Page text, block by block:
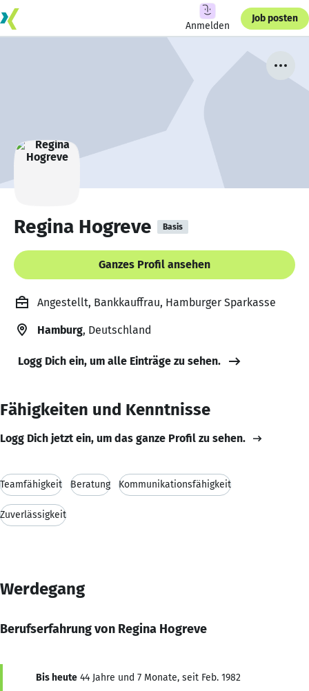
Anmelden
Job posten
Regina Hogreve Basis
Ganzes Profil ansehen
Angestellt, Bankkauffrau, Hamburger Sparkasse
Hamburg, Deutschland
Logg Dich ein, um alle Einträge zu sehen.
Fähigkeiten und Kenntnisse
Logg Dich jetzt ein, um das ganze Profil zu sehen.
Teamfähigkeit Beratung Kommunikationsfähigkeit
Zuverlässigkeit
Werdegang
Berufserfahrung von Regina Hogreve
Bis heute 44 Jahre und 7 Monate, seit Feb. 1982